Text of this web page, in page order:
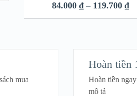
84.000₫ – 119.700₫
mua
Hoàn tiền
Hoàn tiền
mô tả